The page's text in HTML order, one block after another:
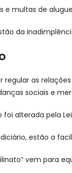
multas de
da
as
sociais e
alterada pela Lei
estão a
vem para